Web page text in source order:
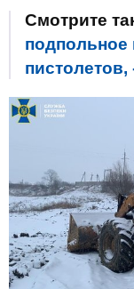
Смотрите
подпольное